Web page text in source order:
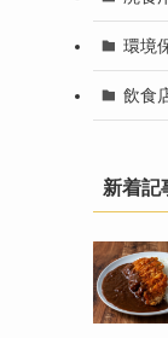
環境
飲食
新着記